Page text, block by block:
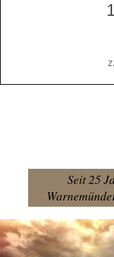
Seit 25